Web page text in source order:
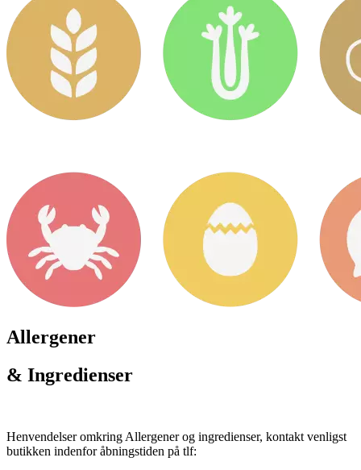
Allergener
& Ingredienser
Henvendelser omkring Allergener og ingredienser, kontakt venligst
butikken indenfor åbningstiden på tlf: